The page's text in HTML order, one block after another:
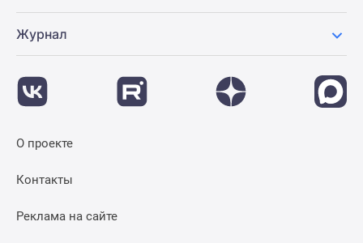
Журнал
О проекте
Контакты
Реклама на сайте